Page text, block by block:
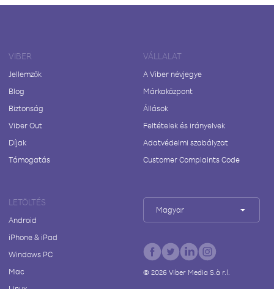
VIBER
Jellemzők
Blog
Biztonság
Viber Out
Díjak
Támogatás
VÁLLALAT
A Viber névjegye
Márkaközpont
Állások
Feltételek és irányelvek
Adatvédelmi szabályzat
Customer Complaints Code
LETÖLTÉS
Android
iPhone & iPad
Windows PC
Mac
Magyar
© 2026Viber Media S.à r.l.